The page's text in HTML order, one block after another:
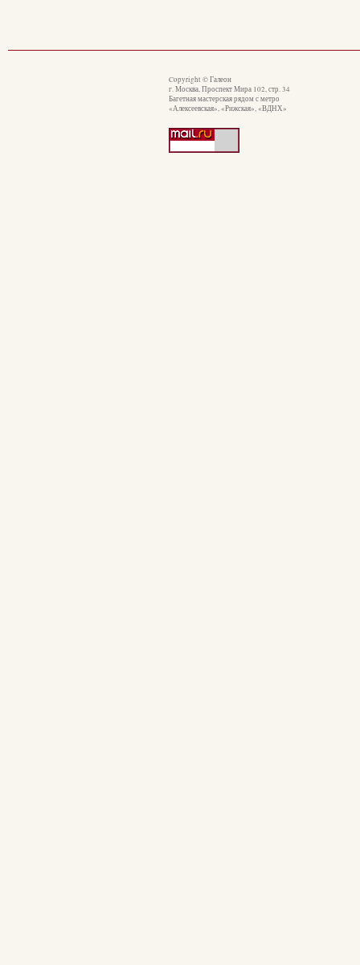
Copyright © Галеон
г. Москва, Проспект Мира 102, стр. 34
Багетная мастерская рядом с метро
«Алексеевская», «Рижская», «ВДНХ»